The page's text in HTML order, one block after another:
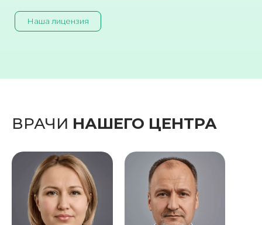
Наша лицензия
ВРАЧИ НАШЕГО ЦЕНТРА